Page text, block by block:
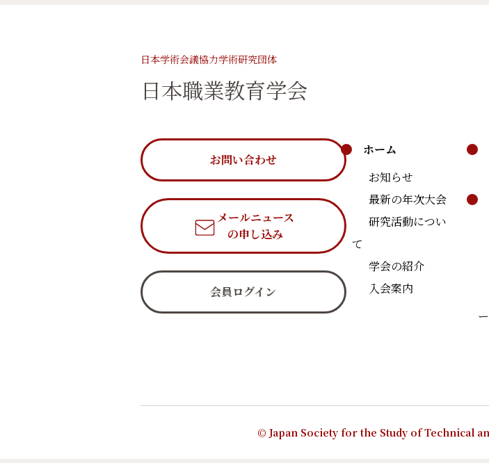
日本学術会議協力学術研究団体
日本職業教育学会
お問い合わせ
メールニュース
の申し込み
会員ログイン
ホーム
お知らせ
最新の年次大会
研究活動につい
て
学会の紹介
入会案内
ー
© Japan Society for the Study of Technical